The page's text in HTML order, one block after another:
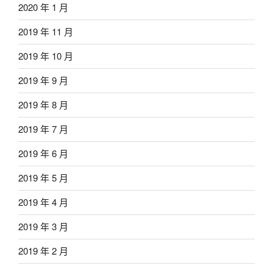
2020 年 1 月
2019 年 11 月
2019 年 10 月
2019 年 9 月
2019 年 8 月
2019 年 7 月
2019 年 6 月
2019 年 5 月
2019 年 4 月
2019 年 3 月
2019 年 2 月